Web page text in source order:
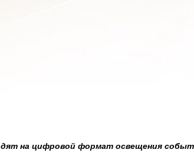
на цифровой формат освещения